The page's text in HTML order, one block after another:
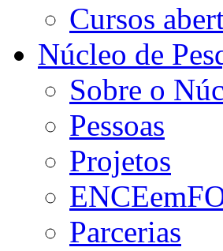
Cursos
Núcleo de
Sobre o
Pessoas
Projetos
Parcerias